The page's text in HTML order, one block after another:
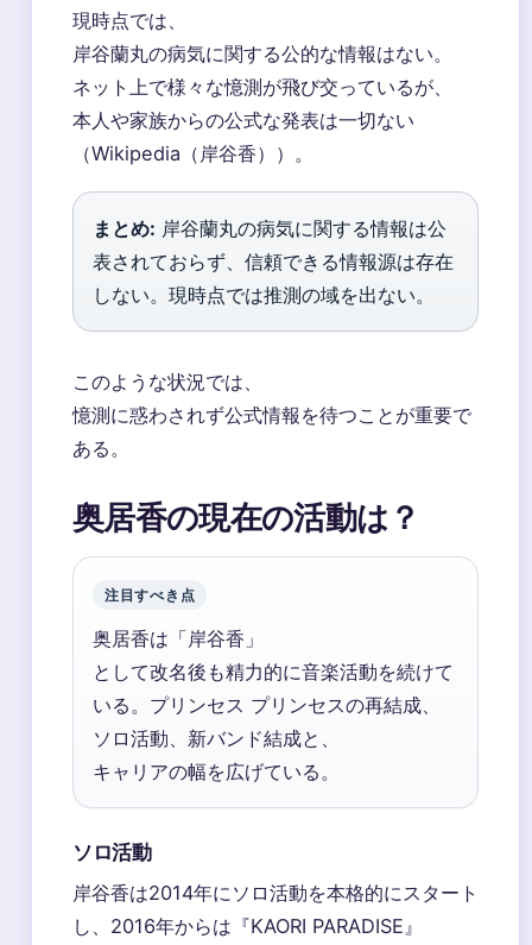
現時点では、
岸谷蘭丸の病気に関する公的な情報はない。
ネット上で様々な憶測が飛び交っているが、
本人や家族からの公式な発表は一切ない
（Wikipedia（岸谷香））。
まとめ: 岸谷蘭丸の病気に関する情報は公
表されておらず、信頼できる情報源は存在
しない。現時点では推測の域を出ない。
このような状況では、
憶測に惑わされず公式情報を待つことが重要で
ある。
奥居香の現在の活動は？
注目すべき点
奥居香は「岸谷香」
として改名後も精力的に音楽活動を続けて
いる。プリンセス プリンセスの再結成、
ソロ活動、新バンド結成と、
キャリアの幅を広げている。
ソロ活動
岸谷香は2014年にソロ活動を本格的にスタート
し、2016年からは『KAORI PARADISE』